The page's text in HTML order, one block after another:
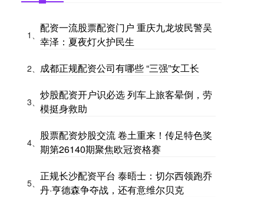
1、
配资一流股票配资门户 重庆九龙坡民警吴
幸泽：夏夜灯火护民生
2、 成都正规配资公司有哪些 “三强”女工长
3、
炒股配资开户识必选 列车上旅客晕倒，劳
模挺身救助
4、
股票配资炒股交流 卷土重来！传足特色奖
期第26140期聚焦欧冠资格赛
5、
正规长沙配资平台 泰晤士：切尔西领跑乔
丹·亨德森争夺战，还有意维尔贝克